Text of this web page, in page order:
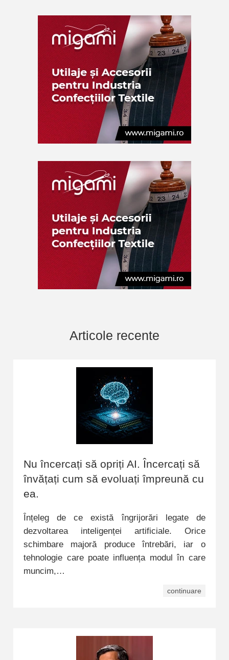
Articole recente
Nu încercați să opriți AI. Încercați să
învățați cum să evoluați împreună cu
ea.
Înțeleg de ce există îngrijorări legate de
dezvoltarea inteligenței artificiale. Orice
schimbare majoră produce întrebări, iar o
tehnologie care poate influența modul în care
muncim,…
continuare